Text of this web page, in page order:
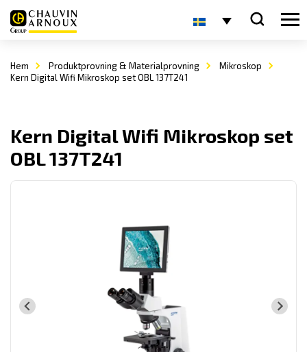
Hem Produktprovning & Materialprovning
Mikroskop
Kern Digital Wifi Mikroskop set OBL 137T241
Kern Digital Wifi Mikroskop set
OBL 137T241